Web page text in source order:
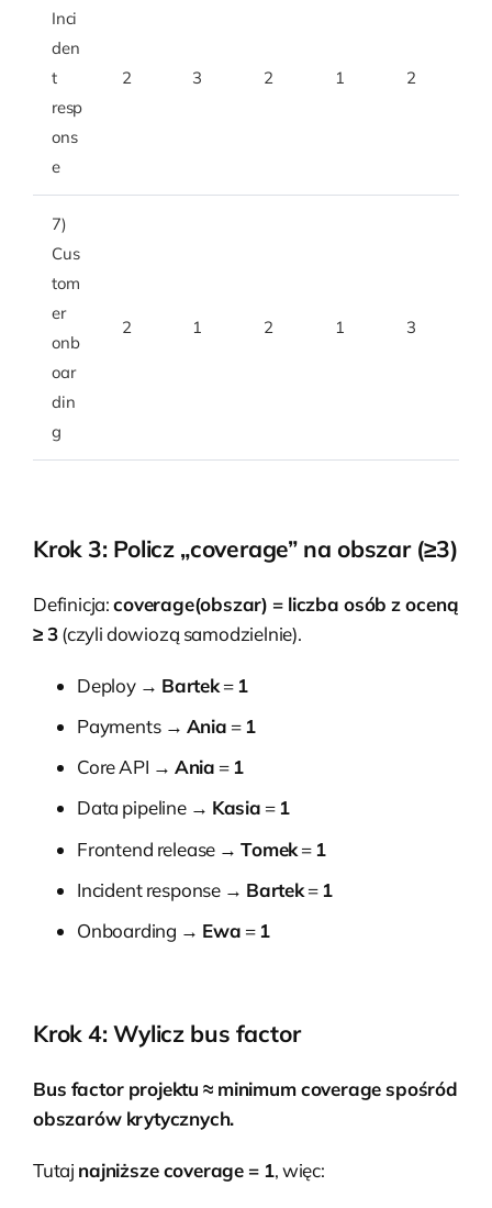
Inci
den
t
resp
ons
e
2 3 2 1 2
7)
Cus
tom
er
onb
oar
din
g
2 1 2 1 3
Krok 3: Policz „coverage” na obszar (≥3)
Definicja:coverage(obszar) = liczba osób z oceną
≥ 3(czyli dowiozą samodzielnie).
Deploy → Bartek= 1
Payments → Ania = 1
Core API → Ania =1
Data pipeline → Kasia =1
Frontend release →Tomek= 1
Incident response → Bartek= 1
Onboarding → Ewa = 1
Krok 4: Wylicz bus factor
Bus factor projektu ≈ minimum coverage spośród
obszarów krytycznych.
Tutaj najniższe coverage = 1, więc: